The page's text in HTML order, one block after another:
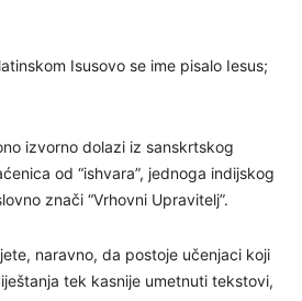
Isusovo se ime pisalo Iesus;
izvorno dolazi iz sanskrtskog
od “ishvara”, jednoga indijskog
znači “Vrhovni Upravitelj”.
naravno, da postoje učenjaci koji
tek kasnije umetnuti tekstovi,